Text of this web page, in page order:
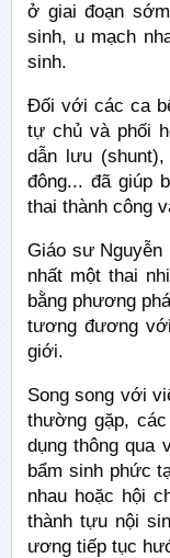
ở giai đoạn
sinh, u mạch
sinh.
Đối với các ca
tự chủ và phối
dẫn lưu
đông... đã giúp
thai thành công
Giáo sư
nhất một thai
bằng phương
tương đương
giới.
Song song với
thường gặp,
dụng thông qua
bẩm sinh phức
nhau hoặc hội
thành tựu nội
ương tiếp tục